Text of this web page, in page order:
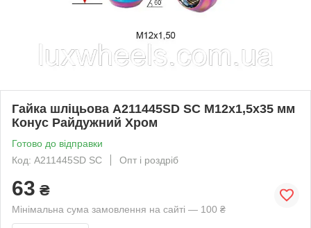
Гайка шліцьова A211445SD SC M12х1,5х35 мм
Конус Райдужний Хром
Готово до відправки
Код: A211445SD SC
Опт і роздріб
63 ₴
Мінімальна сума замовлення на сайті — 100 ₴